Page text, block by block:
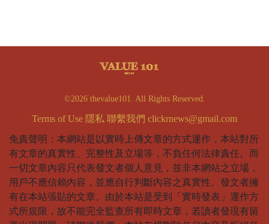
©2026 thevalue101. All Rights Reserved.
Terms of Use 隱私 聯繫我們 clickrnews@gmail.com
免責聲明：本網站是以實時上傳文章的方式運作，本站對所
有文章的真實性、完整性及立場等，不負任何法律責任。而
一切文章內容只代表發文者個人意見，並非本網站之立場，
用戶不應信賴內容，並應自行判斷內容之真實性。發文者擁
有在本站張貼的文章。由於本站是受到「實時發表」運作方
式所規限，故不能完全監查所有即時文章，若讀者發現有留